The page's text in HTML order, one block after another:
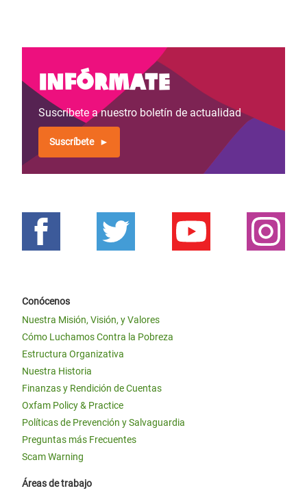
Infórmate
Suscríbete a nuestro boletín de actualidad
Suscríbete
Conócenos
Nuestra Misión, Visión, y Valores
Cómo Luchamos Contra la Pobreza
Estructura Organizativa
Nuestra Historia
Finanzas y Rendición de Cuentas
Oxfam Policy & Practice
Políticas de Prevención y Salvaguardia
Preguntas más Frecuentes
Scam Warning
Áreas de trabajo